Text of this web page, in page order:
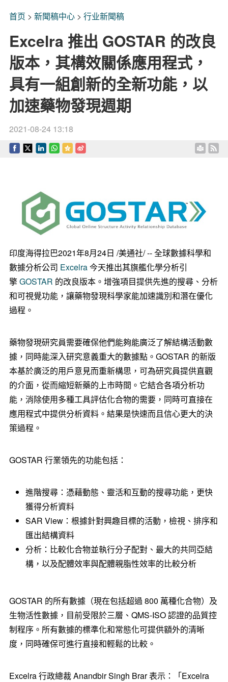
首页 > 新聞稿中心> 行业新聞稿
Excelra 推出 GOSTAR 的改良
版本，其構效關係應用程式，
具有一組創新的全新功能，以
加速藥物發現週期
2021-08-24 13:18
印度海得拉巴2021年8月24日 /美通社/ -- 全球數據科學和
數據分析公司 Excelra今天推出其旗艦化學分析引
擎GOSTAR 的改良版本。增強項目提供先進的搜尋、分析
和可視覺功能，讓藥物發現科學家能加速識別和潛在優化
過程。
藥物發現研究員需要確保他們能夠能廣泛了解結構活動數
據，同時能深入研究意義重大的數據點。GOSTAR 的新版
本基於廣泛的用戶意見而重新構思，可為研究員提供直觀
的介面，從而縮短新藥的上市時間。它結合各項分析功
能，消除使用多種工具評估化合物的需要，同時可直接在
應用程式中提供分析資料。結果是快速而且信心更大的決
策過程。
GOSTAR 行業領先的功能包括：
進階搜尋：憑藉動態、靈活和互動的搜尋功能，更快
獲得分析資料
SAR View：根據針對興趣目標的活動，檢視、排序和
匯出結構資料
分析：比較化合物並執行分子配對、最大的共同亞結
構，以及配體效率與配體親脂性效率的比較分析
GOSTAR 的所有數據（現在包括超過 800 萬種化合物）及
生物活性數據，目前受限於三層、QMS-ISO 認證的品質控
制程序。所有數據的標準化和常態化可提供額外的清晰
度，同時確保可進行直接和輕鬆的比較。
Excelra 行政總裁 Anandbir Singh Brar 表示：「Excelra